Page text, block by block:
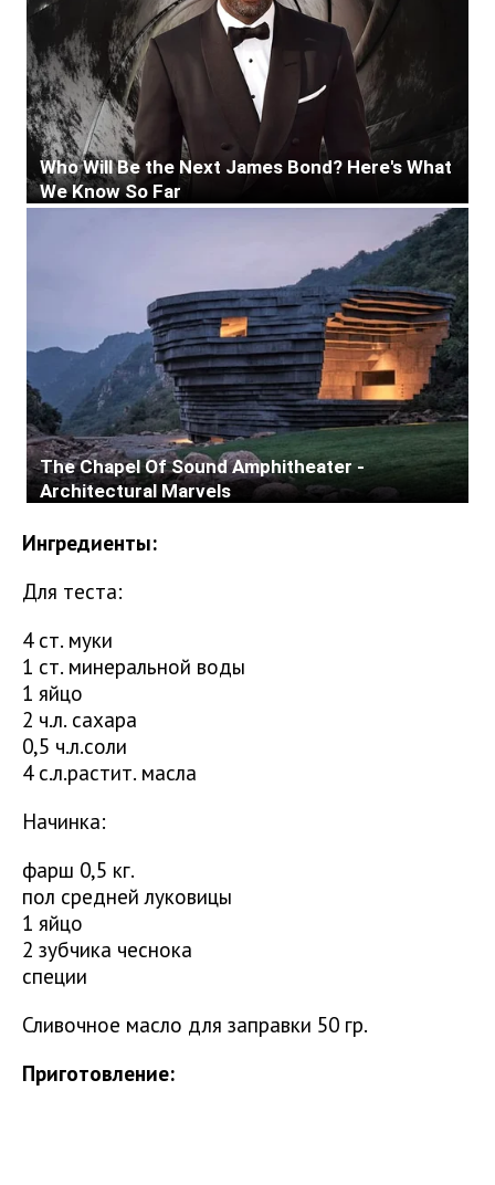
Ингредиенты:
Для теста:
4 ст. муки
1 ст. минеральной воды
1 яйцо
2 ч.л. сахара
0,5 ч.л.соли
4 с.л.растит. масла
Начинка:
фарш 0,5 кг.
пол средней луковицы
1 яйцо
2 зубчика чеснока
специи
Сливочное масло для заправки 50 гр.
Приготовление: